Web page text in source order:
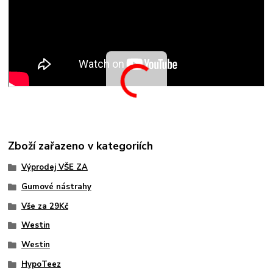
Zboží zařazeno v kategoriích
Výprodej VŠE ZA
Gumové nástrahy
Vše za 29Kč
Westin
Westin
HypoTeez